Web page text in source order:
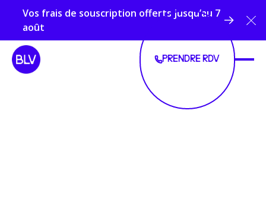
Vos frais de souscription offerts jusqu’au 7
août
PRENDRE RDV